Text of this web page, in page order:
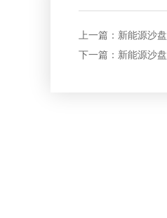
上一篇： 新能源沙盘
下一篇： 新能源沙盘